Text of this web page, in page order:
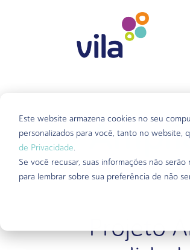
Este website armazena cookies no seu
personalizados para você, tanto no website,
de Privacidade.
Se você recusar, suas informações não
para lembrar sobre sua preferência de não
Projeto